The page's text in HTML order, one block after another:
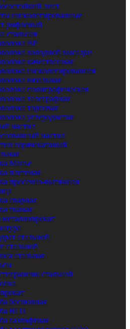
лист
низколегированные
рифленый
стальная
ВР
холодной высадки
качественная
низколегированная
вязальная
полиграфическая
телеграфная
торговая
углеродистая
настил
настил
горячекатаный
Манье
плетеная
просечно-вытяжная
сварная
тканая
стальной
стальной
стальная
стальной
бесшовная
ВГП
газлифтная